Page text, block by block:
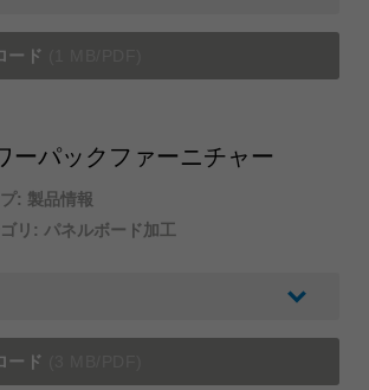
ード
ーパックファーニチャー
: 製品情報
リ: パネルボード加工
ード